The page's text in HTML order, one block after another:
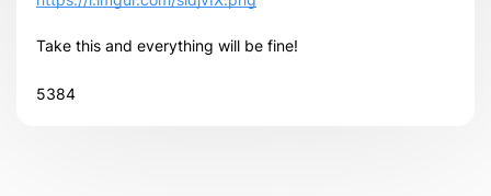
Take this and everything will be fine!
5384